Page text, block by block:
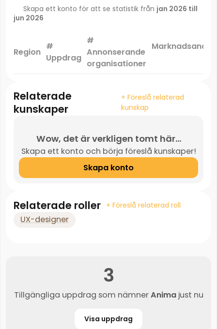
Skapa ett konto för att se statistik från jan 2026 till
jun 2026
Region
#
Uppdrag
#
Annonserande
organisationer
Marknadsandel
Relaterade
kunskaper
+ Föreslå relaterad
kunskap
Wow, det är verkligen tomt här...
Skapa ett konto och börja föreslå kunskaper!
Skapa konto
Relaterade roller + Föreslå relaterad roll
UX-designer
3
Tillgängliga uppdrag som nämnerAnimajust nu
Visa uppdrag